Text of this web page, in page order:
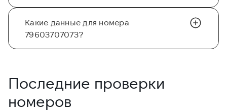
Какие данные для номера
79603707073?
Последние проверки
номеров